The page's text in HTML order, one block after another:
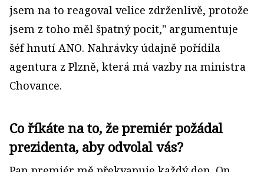
jsem na to reagoval velice zdrženlivě, protože
jsem z toho měl špatný pocit," argumentuje
šéf hnutí ANO. Nahrávky údajně pořídila
agentura z Plzně, která má vazby na ministra
Chovance.
Co říkáte na to, že premiér požádal
prezidenta, aby odvolal vás?